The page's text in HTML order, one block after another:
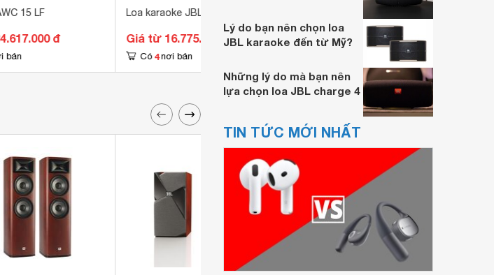
15 LF
đ
bán
Loa karaoke JBL LS120P
Giá từ 16.775.000 đ
Có 4 nơi bán
Giá từ 25.300.000 đ
Lý do bạn nên chọn loa
JBL karaoke đến từ Mỹ?
Những lý do mà bạn nên
lựa chọn loa JBL charge 4
TIN TỨC MỚI NHẤT